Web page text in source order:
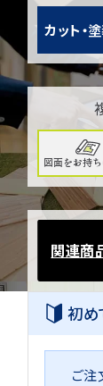
カット・
図面をお持
関連商
初め
ご注